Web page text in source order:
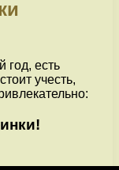
год, есть
учесть,